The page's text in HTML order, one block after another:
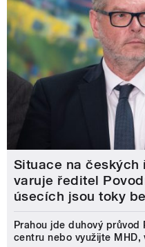
Situace na českých
varuje ředitel
úsecích jsou toky
Prahou jde duhový průvod
centru nebo využijte